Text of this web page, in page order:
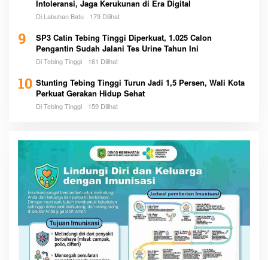
Intoleransi, Jaga Kerukunan di Era Digital
Di Labuhan Batu 179 Dilihat
9
SP3 Catin Tebing Tinggi Diperkuat, 1.025 Calon
Pengantin Sudah Jalani Tes Urine Tahun Ini
Di Tebing Tinggi 161 Dilihat
10 Stunting Tebing Tinggi Turun Jadi 1,5 Persen, Wali Kota
Perkuat Gerakan Hidup Sehat
Di Tebing Tinggi 159 Dilihat